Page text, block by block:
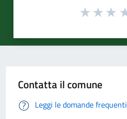
Contatta il comune
Leggi le domande frequenti